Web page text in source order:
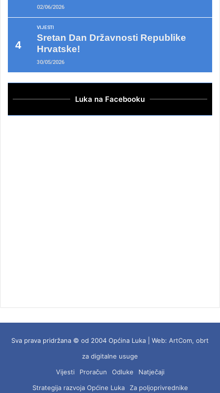
02/06/2026
VIJESTI
Sretan Dan Državnosti Republike
Hrvatske!
30/05/2026
Luka na Facebooku
Sva prava pridržana © od 2004 Općina Luka | Web: ArtCom, obrt
za digitalne usuge
Vijesti
Proračun Odluke
Natječaji
Strategija razvoja Općine Luka
Za poljoprivrednike